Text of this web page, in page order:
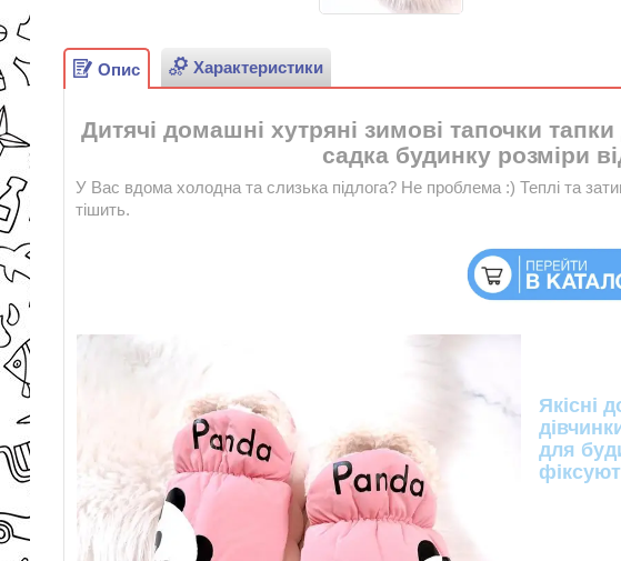
Опис Характеристики
Дитячі домашні хутряні зимові тапочки
садка будинку розміри
У Вас вдома холодна та слизька підлога? Не проблема :) Теплі та
тішить.
Якісні
для